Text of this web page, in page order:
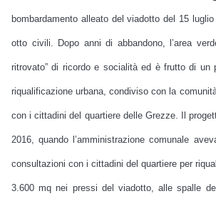
bombardamento alleato del viadotto del 15
otto civili. Dopo anni di abbandono, l’area
ritrovato” di ricordo e socialità ed è frutto di un
riqualificazione urbana, condiviso con la
con i cittadini del quartiere delle Grezze. Il
2016, quando l’amministrazione comunale
consultazioni con i cittadini del quartiere per
3.600 mq nei pressi del viadotto, alle spalle